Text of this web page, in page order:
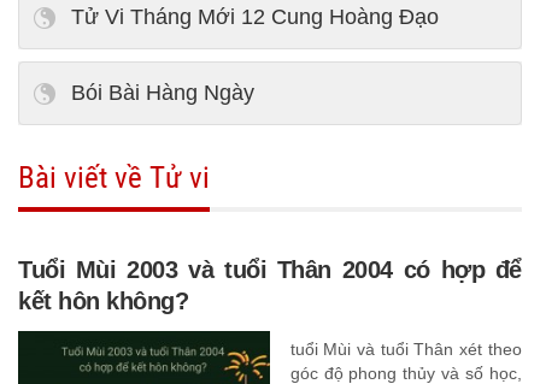
Tử Vi Tháng Mới 12 Cung Hoàng Đạo
Bói Bài Hàng Ngày
Bài viết về Tử vi
Tuổi Mùi 2003 và tuổi Thân 2004 có hợp để
kết hôn không?
tuổi Mùi và tuổi Thân xét theo
góc độ phong thủy và số học,